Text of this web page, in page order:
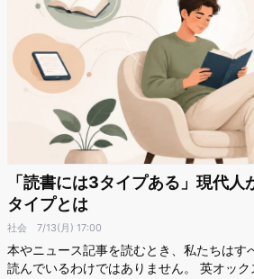
「読書には3タイプある」現代
タイプとは
社会 7/13(月) 17:00
本やニュース記事を読むとき、私たちはす
読んでいるわけではありません。 英オッ